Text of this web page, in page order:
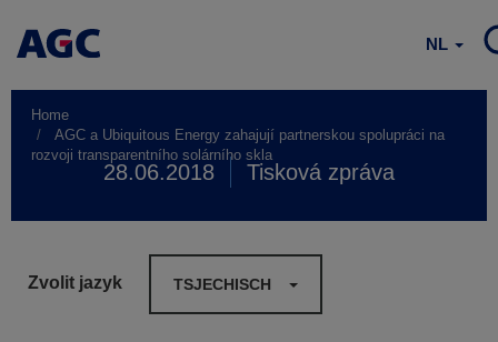
NL
Home
AGC a Ubiquitous Energy zahajují partnerskou spolupráci na
rozvoji transparentního solárního skla
28.06.2018 Tisková zpráva
Zvolit jazyk TSJECHISCH